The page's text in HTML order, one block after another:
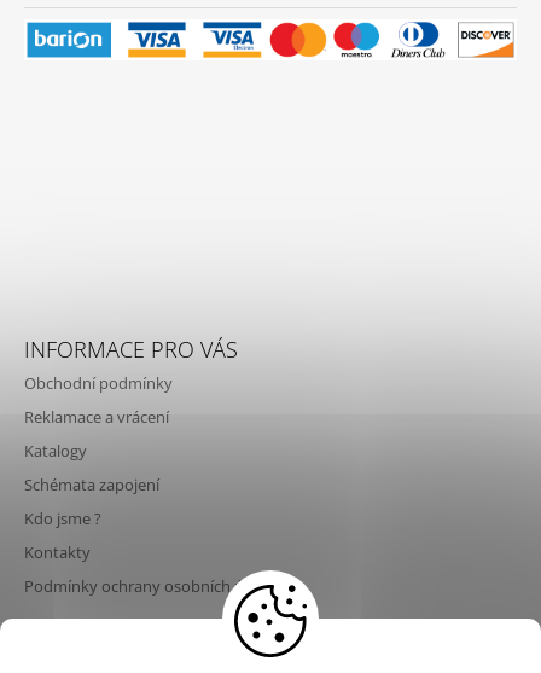
INFORMACE PRO VÁS
Obchodní podmínky
Reklamace a vrácení
Katalogy
Schémata zapojení
Kdo jsme ?
Kontakty
Podmínky ochrany osobních údajů